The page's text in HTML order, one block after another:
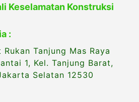
Keselamatan Konstruksi
:
Tanjung Mas Raya
1, Kel. Tanjung Barat,
Selatan 12530